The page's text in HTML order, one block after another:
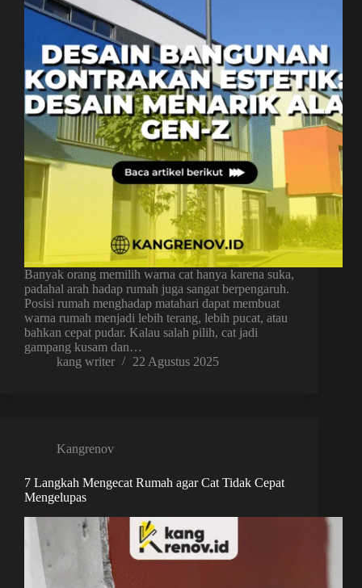
Banyak orang memilih warna cat hanya karena suka,
padahal arah hadap rumah juga sangat berpengaruh.
Posisi rumah menghadap matahari dapat membuat
warna rumah menjadi lebih terang, lebih pucat, atau
bahkan cepat pudar. Kalau salah pilih, cat jadi
gampang kusam dan…
kang writer
22 Agustus 2025
Kangrenov
7 Langkah Mengecat Rumah agar Cat Tidak Cepat
Mengelupas